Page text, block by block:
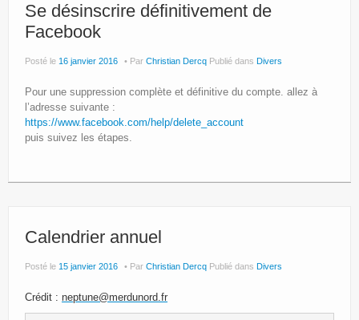
Se désinscrire définitivement de
Facebook
Posté le 16 janvier 2016 Par Christian Dercq Publié dans Divers
Pour une suppression complète et définitive du compte. allez à
l’adresse suivante :
https://www.facebook.com/help/delete_account
puis suivez les étapes.
Calendrier annuel
Posté le 15 janvier 2016 Par Christian Dercq Publié dans Divers
Crédit : neptune@merdunord.fr